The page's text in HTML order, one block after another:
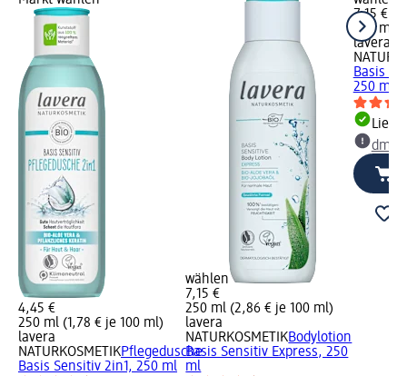
4,45 €
250 ml (1,78 € je 100 ml)
lavera
NATURKOSMETIKPflegedusche
Basis Sensitiv 2in1, 250 ml
wählen
7,15 €
250 ml (2,86 € je 100 ml)
lavera
NATURKOSMETIKBodylotion
Basis Sensitiv Express, 250
ml
7,15 €
250 ml
lavera
Basis
250 ml
dm